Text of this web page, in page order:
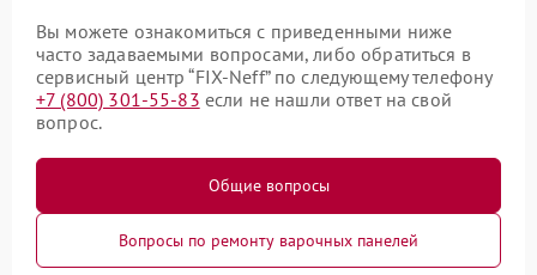
Вы можете ознакомиться с приведенными ниже
часто задаваемыми вопросами, либо обратиться в
сервисный центр “FIX-Neff” по следующему телефону
+7 (800) 301-55-83 если не нашли ответ на свой
вопрос.
Общие вопросы
Вопросы по ремонту варочных панелей